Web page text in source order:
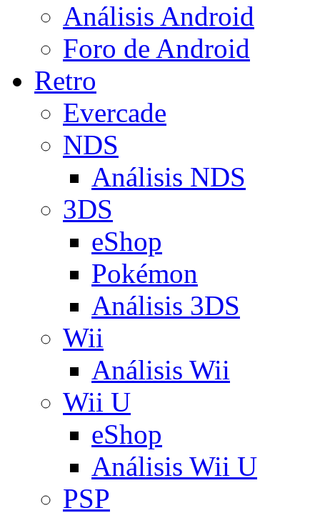
Análisis Android
Foro de Android
Retro
Evercade
NDS
Análisis NDS
3DS
eShop
Pokémon
Análisis 3DS
Wii
Análisis Wii
Wii U
eShop
Análisis Wii U
PSP